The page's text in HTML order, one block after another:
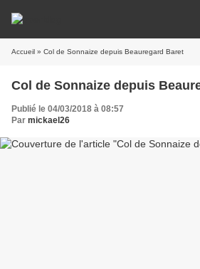
Accueil » Col de Sonnaize depuis Beauregard Baret
Col de Sonnaize depuis
Publié le 04/03/2018 à 08:57
Par mickael26